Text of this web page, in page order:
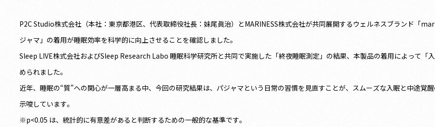
P2C Studio株式会社（本社：東京都港区、代表取締役社長：妹尾眞治）とMARINESS株式会社が共同展開するウェルネスブランド「
ジャマ」の着用が睡眠効率を科学的に向上させることを確認しました。
Sleep LIVE株式会社およびSleep Research Labo 睡眠科学研究所と共同で実施した「終夜睡眠測定」の結果、本製品の着用によって「
められました。
近年、睡眠の“質”への関心が一層高まる中、今回の研究結果は、パジャマという日常の習慣を見直すことが、スムーズな入眠と中途覚
示唆しています。
※p<0.05 は、統計的に有意差があると判断するための一般的な基準です。